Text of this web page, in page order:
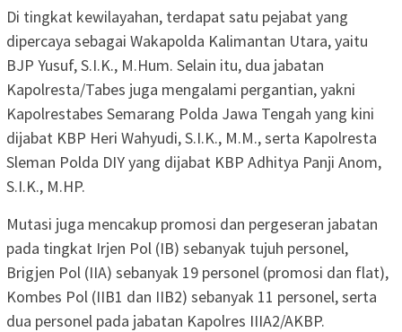
Di tingkat kewilayahan, terdapat satu pejabat yang
dipercaya sebagai Wakapolda Kalimantan Utara, yaitu
BJP Yusuf, S.I.K., M.Hum. Selain itu, dua jabatan
Kapolresta/Tabes juga mengalami pergantian, yakni
Kapolrestabes Semarang Polda Jawa Tengah yang kini
dijabat KBP Heri Wahyudi, S.I.K., M.M., serta Kapolresta
Sleman Polda DIY yang dijabat KBP Adhitya Panji Anom,
S.I.K., M.HP.
Mutasi juga mencakup promosi dan pergeseran jabatan
pada tingkat Irjen Pol (IB) sebanyak tujuh personel,
Brigjen Pol (IIA) sebanyak 19 personel (promosi dan flat),
Kombes Pol (IIB1 dan IIB2) sebanyak 11 personel, serta
dua personel pada jabatan Kapolres IIIA2/AKBP.